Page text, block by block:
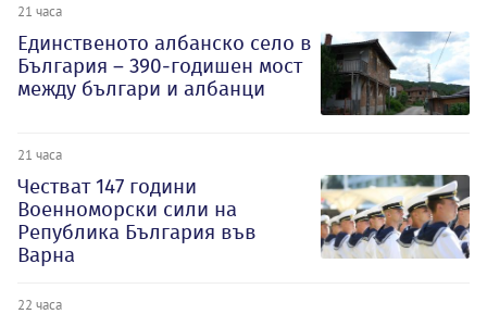
21 часа
Единственото албанско село в
България – 390-годишен мост
между българи и албанци
21 часа
Честват 147 години
Военноморски сили на
Република България във
Варна
22 часа